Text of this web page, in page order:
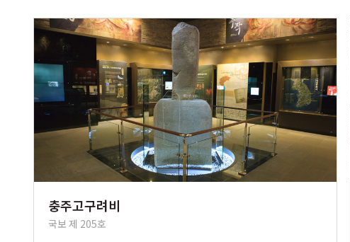
충주고구려비
국보 제 205호